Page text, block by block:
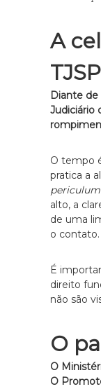
A
TJSP
Diante de
Judiciário
O tempo
pratica a
alto, a
de uma
o contato.
É
direito
não são
O
O
O